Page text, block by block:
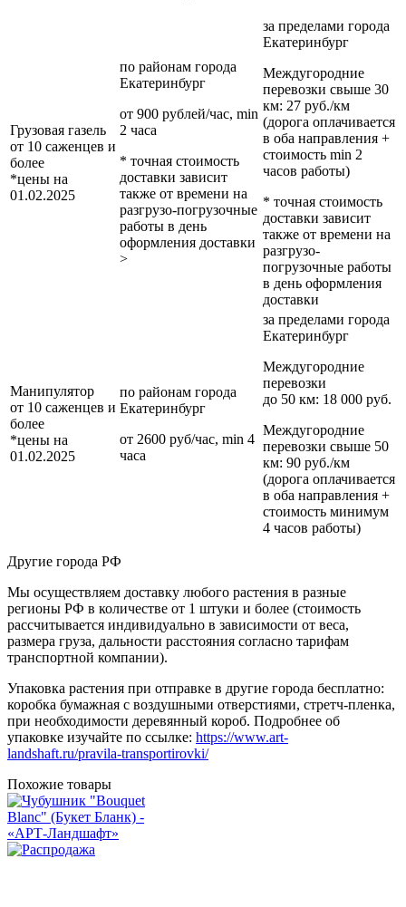
Грузовая газель
от 10 саженцев и
более
*цены на
01.02.2025
по районам города
Екатеринбург
от 900 рублей/час, min
2 часа
* точная стоимость
доставки зависит
также от времени на
разгрузо-погрузочные
работы в день
оформления доставки
>
за пределами города
Екатеринбург
Междугородние
перевозки свыше 30
км: 27 руб./км
(дорога оплачивается
в оба направления +
стоимость min 2
часов работы)
* точная стоимость
доставки зависит
также от времени на
разгрузо-
погрузочные работы
в день оформления
доставки
Манипулятор
от 10 саженцев и
более
*цены на
01.02.2025
по районам города
Екатеринбург
от 2600 руб/час, min 4
часа
за пределами города
Екатеринбург
Междугородние
перевозки
до 50 км: 18 000 руб.
Междугородние
перевозки свыше 50
км: 90 руб./км
(дорога оплачивается
в оба направления +
стоимость минимум
4 часов работы)
Другие города РФ
Мы осуществляем доставку любого растения в разные
регионы РФ в количестве от 1 штуки и более (стоимость
рассчитывается индивидуально в зависимости от веса,
размера груза, дальности расстояния согласно тарифам
транспортной компании).
Упаковка растения при отправке в другие города бесплатно:
коробка бумажная с воздушными отверстиями, стретч-пленка,
при необходимости деревянный короб. Подробнее об
упаковке изучайте по ссылке: https://www.art-
landshaft.ru/pravila-transportirovki/
Похожие товары